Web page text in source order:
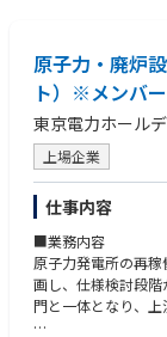
・部門横断で関係
・未整備な領域でも
・専門知識を活か
・当事者意識を持っ
原子力・廃炉
ト）※メンバ
東京電力ホール
上場企業
仕事内容
■業務内容
原子力発電所の再
画し、仕様検討段
門と一体となり、上